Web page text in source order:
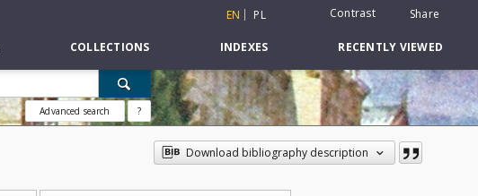
EN PL Contrast Share
COLLECTIONS INDEXES RECENTLY VIEWED
Advanced search ?
Download bibliography description